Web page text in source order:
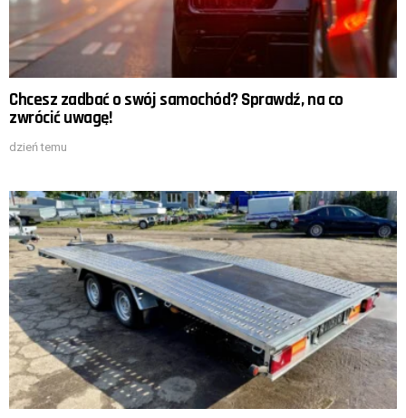
Chcesz zadbać o swój samochód? Sprawdź, na co
zwrócić uwagę!
dzień temu